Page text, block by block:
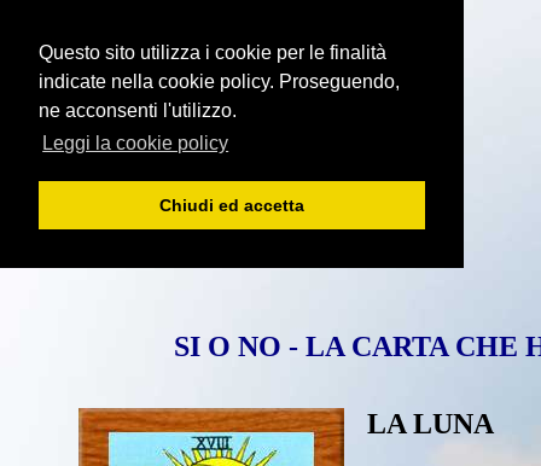
Questo sito utilizza i cookie per le finalità
indicate nella cookie policy. Proseguendo,
ne acconsenti l'utilizzo.
Leggi la cookie policy
Chiudi ed accetta
SI O NO - LA CARTA CHE
LA LUNA